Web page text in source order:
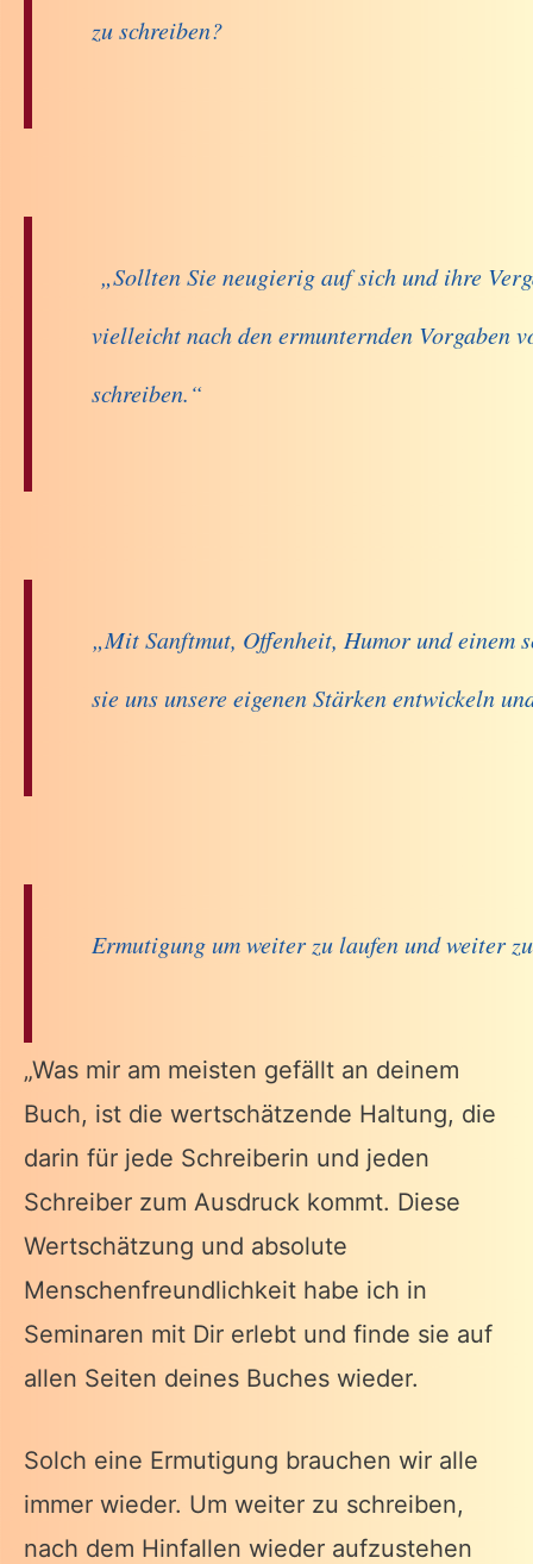
zu schreiben?
„Sollten Sie neugierig auf sich und ihre
vielleicht nach den ermunternden Vorgaben
schreiben.“
„Mit Sanftmut, Offenheit, Humor und einem
sie uns unsere eigenen Stärken entwickeln
Ermutigung um weiter zu laufen und weiter
„Was mir am meisten gefällt an deinem
Buch, ist die wertschätzende Haltung, die
darin für jede Schreiberin und jeden
Schreiber zum Ausdruck kommt. Diese
Wertschätzung und absolute
Menschenfreundlichkeit habe ich in
Seminaren mit Dir erlebt und finde sie auf
allen Seiten deines Buches wieder.
Solch eine Ermutigung brauchen wir alle
immer wieder. Um weiter zu schreiben,
nach dem Hinfallen wieder aufzustehen